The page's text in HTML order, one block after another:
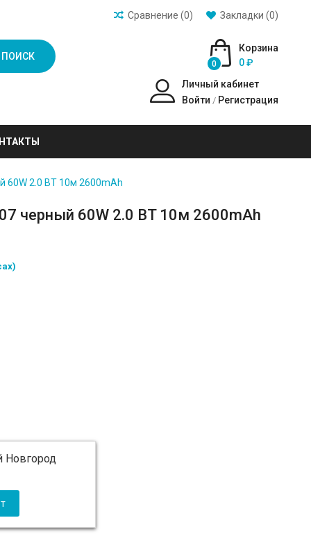
Закладки (0)
Сравнение (0)
ПОИСК
Корзина
0
0 ₽
Личный кабинет
Войти / Регистрация
60W 2.0 BT 10м 2600mAh
черный 60W 2.0 BT 10м 2600mAh
Новгород
000 ₽ бесплатно)